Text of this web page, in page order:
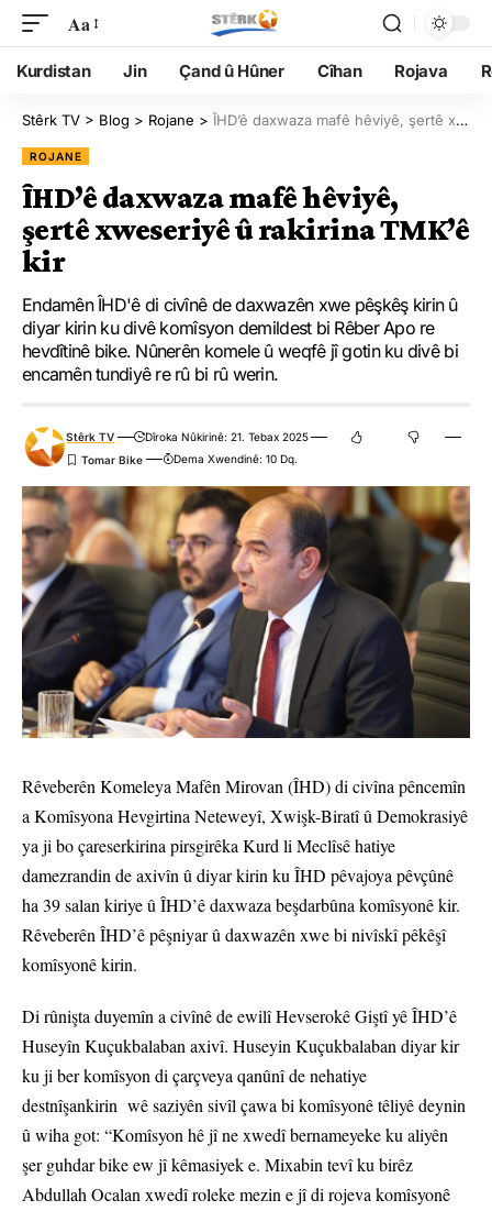
Aa
Kurdistan Jin Çand û Hûner Cîhan Rojava
Stêrk TV > Blog > Rojane > ÎHD’ê daxwaza mafê hêviyê, şertê xweseriyê û rakirina TMK’ê kir
ROJANE
ÎHD’ê daxwaza mafê hêviyê,
şertê xweseriyê û rakirina TMK’ê
kir
Endamên ÎHD'ê di civînê de daxwazên xwe pêşkêş kirin û
diyar kirin ku divê komîsyon demildest bi Rêber Apo re
hevdîtinê bike. Nûnerên komele û weqfê jî gotin ku divê bi
encamên tundiyê re rû bi rû werin.
Stêrk TV
Dîroka Nûkirinê: 21. Tebax 2025
Dema Xwendinê: 10 Dq.
Rêveberên Komeleya Mafên Mirovan (ÎHD) di civîna pêncemîn
a Komîsyona Hevgirtina Neteweyî, Xwişk-Biratî û Demokrasiyê
ya ji bo çareserkirina pirsgirêka Kurd li Meclîsê hatiye
damezrandin de axivîn û diyar kirin ku ÎHD pêvajoya pêvçûnê
ha 39 salan kiriye û ÎHD’ê daxwaza beşdarbûna komîsyonê kir.
Rêveberên ÎHD’ê pêşniyar û daxwazên xwe bi nivîskî pêkêşî
komîsyonê kirin.
Di rûnişta duyemîn a civînê de ewilî Hevserokê Giştî yê ÎHD’ê
Huseyîn Kuçukbalaban axivî. Huseyin Kuçukbalaban diyar kir
ku ji ber komîsyon di çarçveya qanûnî de nehatiye
destnîşankirin wê saziyên sivîl çawa bi komîsyonê têliyê deynin
û wiha got: “Komîsyon hê jî ne xwedî bernameyeke ku aliyên
şer guhdar bike ew jî kêmasiyek e. Mixabin tevî ku birêz
Abdullah Ocalan xwedî roleke mezin e jî di rojeva komîsyonê